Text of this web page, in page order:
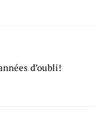
d’oubli!